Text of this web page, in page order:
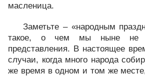
масленица.
Заметьте – «народным
такое, о чем мы ныне не
представления. В настоящее
случаи, когда много народа
же время в одном и том же месте,